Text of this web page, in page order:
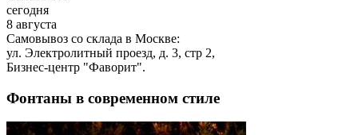
сегодня
8 августа
Самовывоз со склада в Москве:
ул. Электролитный проезд, д. 3, стр 2,
Бизнес-центр "Фаворит".
Фонтаны в современном стиле